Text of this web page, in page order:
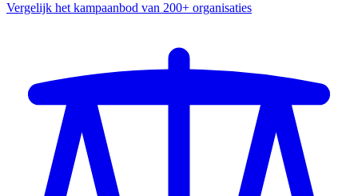
Vergelijk het kampaanbod van 200+ organisaties